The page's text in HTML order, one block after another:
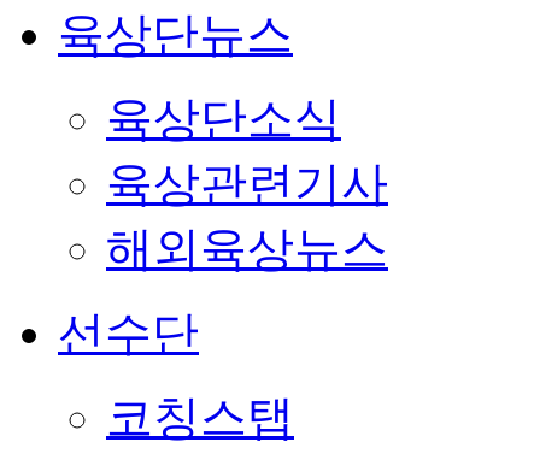
육상단뉴스
육상단소식
육상관련기사
해외육상뉴스
선수단
코칭스탭